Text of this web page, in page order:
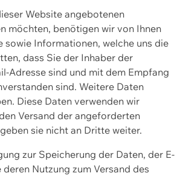
Website angebotenen
möchten, benötigen wir von Ihnen
sowie Informationen, welche uns die
dass Sie der Inhaber der
Adresse sind und mit dem Empfang
sind. Weitere Daten
Diese Daten verwenden wir
Versand der angeforderten
sie nicht an Dritte weiter.
zur Speicherung der Daten, der E-
Nutzung zum Versand des